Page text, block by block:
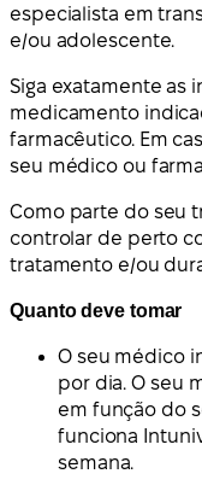
especialista em
e/ou adolescente.
Siga exatamente as
medicamento
farmacêutico. Em
seu médico ou
Como parte do seu
controlar de perto
tratamento e/ou
Quanto deve tomar
O seu médico
por dia. O seu
em função do
funciona
semana.